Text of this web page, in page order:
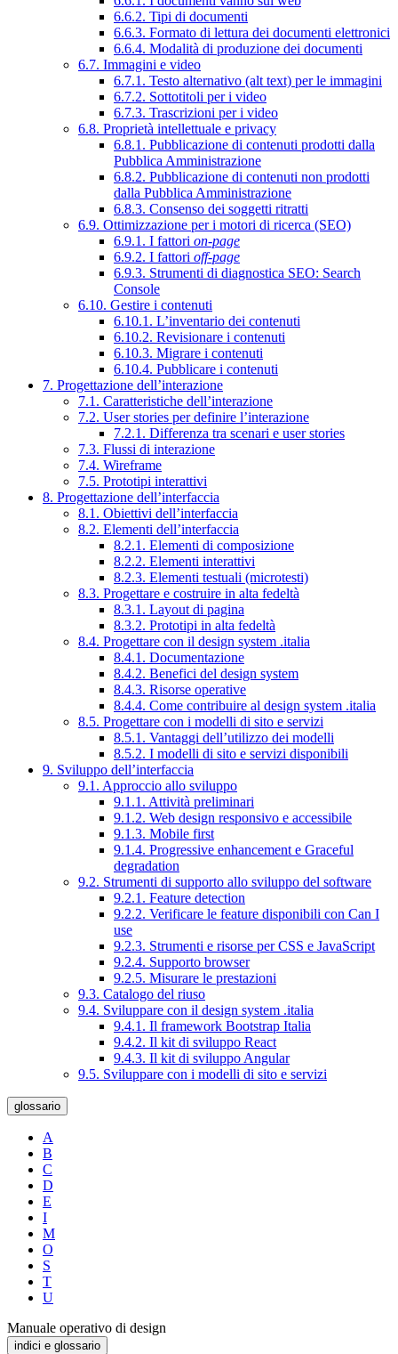
6.6.2. Tipi di documenti
6.6.3. Formato di lettura dei documenti elettronici
6.6.4. Modalità di produzione dei documenti
6.7. Immagini e video
6.7.1. Testo alternativo (alt text) per le immagini
6.7.2. Sottotitoli per i video
6.7.3. Trascrizioni per i video
6.8. Proprietà intellettuale e privacy
6.8.1. Pubblicazione di contenuti prodotti dalla
Pubblica Amministrazione
6.8.2. Pubblicazione di contenuti non prodotti
dalla Pubblica Amministrazione
6.8.3. Consenso dei soggetti ritratti
6.9. Ottimizzazione per i motori di ricerca (SEO)
6.9.1. I fattori on-page
6.9.2. I fattori off-page
6.9.3. Strumenti di diagnostica SEO: Search
Console
6.10. Gestire i contenuti
6.10.1. L’inventario dei contenuti
6.10.2. Revisionare i contenuti
6.10.3. Migrare i contenuti
6.10.4. Pubblicare i contenuti
7. Progettazione dell’interazione
7.1. Caratteristiche dell’interazione
7.2. User stories per definire l’interazione
7.2.1. Differenza tra scenari e user stories
7.3. Flussi di interazione
7.4. Wireframe
7.5. Prototipi interattivi
8. Progettazione dell’interfaccia
8.1. Obiettivi dell’interfaccia
8.2. Elementi dell’interfaccia
8.2.1. Elementi di composizione
8.2.2. Elementi interattivi
8.2.3. Elementi testuali (microtesti)
8.3. Progettare e costruire in alta fedeltà
8.3.1. Layout di pagina
8.3.2. Prototipi in alta fedeltà
8.4. Progettare con il design system .italia
8.4.1. Documentazione
8.4.2. Benefici del design system
8.4.3. Risorse operative
8.4.4. Come contribuire al design system .italia
8.5. Progettare con i modelli di sito e servizi
8.5.1. Vantaggi dell’utilizzo dei modelli
8.5.2. I modelli di sito e servizi disponibili
9. Sviluppo dell’interfaccia
9.1. Approccio allo sviluppo
9.1.1. Attività preliminari
9.1.2. Web design responsivo e accessibile
9.1.3. Mobile first
9.1.4. Progressive enhancement e Graceful
degradation
9.2. Strumenti di supporto allo sviluppo del software
9.2.1. Feature detection
9.2.2. Verificare le feature disponibili con Can I
use
9.2.3. Strumenti e risorse per CSS e JavaScript
9.2.4. Supporto browser
9.2.5. Misurare le prestazioni
9.3. Catalogo del riuso
9.4. Sviluppare con il design system .italia
9.4.1. Il framework Bootstrap Italia
9.4.2. Il kit di sviluppo React
9.4.3. Il kit di sviluppo Angular
9.5. Sviluppare con i modelli di sito e servizi
glossario
A
B
C
D
E
I
M
O
S
T
U
Manuale operativo di design
indici e glossario